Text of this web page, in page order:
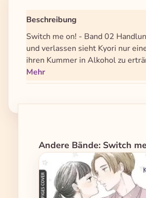
Beschreibung
Switch me on! - Band 02
und verlassen sieht Kyori nur
ihren Kummer in Alkohol zu
Mehr
Produktgalerie überspringen
Andere Bände: Switch